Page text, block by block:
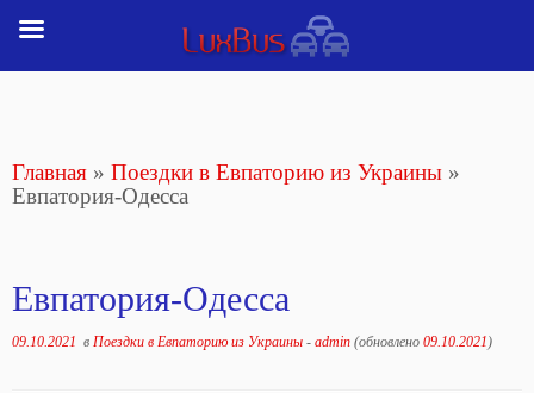
Главная » Поездки в Евпаторию из Украины »
Евпатория-Одесса
Евпатория-Одесса
09.10.2021 в Поездки в Евпаторию из Украины - admin (обновлено 09.10.2021)